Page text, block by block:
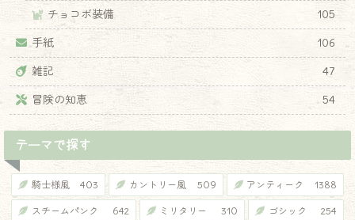
チョコボ装備
105
手紙
106
雑記
47
冒険の知恵
54
テーマで探す
騎士様風 403 カントリー風 509 アンティーク 1388
スチームパンク 642 ミリタリー 310 ゴシック 254